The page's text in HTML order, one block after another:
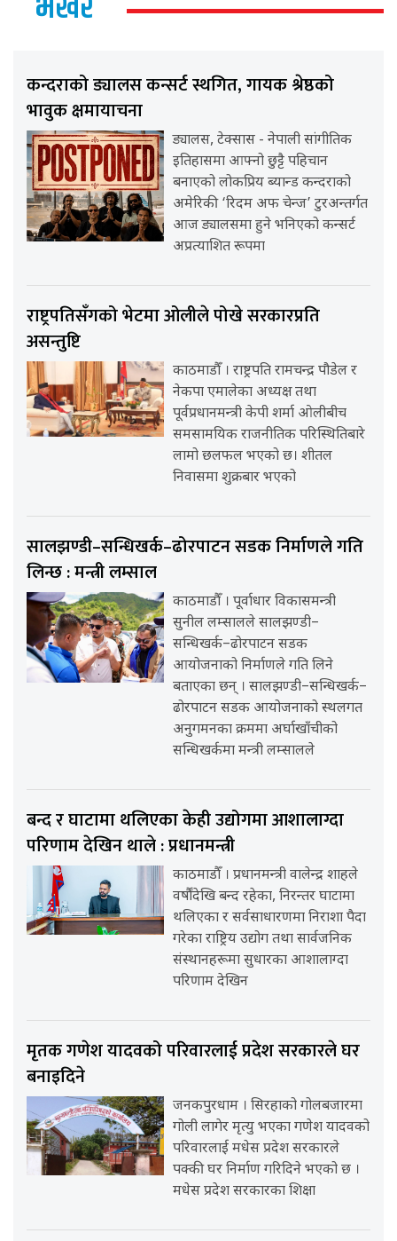
कन्दराको ड्यालस कन्सर्ट स्थगित, गायक श्रेष्ठको
भावुक क्षमायाचना
ड्यालस, टेक्सास - नेपाली सांगीतिक
इतिहासमा आफ्नो छुट्टै पहिचान
बनाएको लोकप्रिय ब्यान्ड कन्दराको
अमेरिकी ‘रिदम अफ चेन्ज’ टुरअन्तर्गत
आज ड्यालसमा हुने भनिएको कन्सर्ट
अप्रत्याशित रूपमा
राष्ट्रपतिसँगको भेटमा ओलीले पोखे सरकारप्रति
असन्तुष्टि
काठमाडौँ । राष्ट्रपति रामचन्द्र पौडेल र
नेकपा एमालेका अध्यक्ष तथा
पूर्वप्रधानमन्त्री केपी शर्मा ओलीबीच
समसामयिक राजनीतिक परिस्थितिबारे
लामो छलफल भएको छ। शीतल
निवासमा शुक्रबार भएको
सालझण्डी–सन्धिखर्क–ढोरपाटन सडक निर्माणले गति
लिन्छ : मन्त्री लम्साल
काठमाडौँ । पूर्वाधार विकासमन्त्री
सुनील लम्सालले सालझण्डी–
सन्धिखर्क–ढोरपाटन सडक
आयोजनाको निर्माणले गति लिने
बताएका छन् । सालझण्डी–सन्धिखर्क–
ढोरपाटन सडक आयोजनाको स्थलगत
अनुगमनका क्रममा अर्घाखाँचीको
सन्धिखर्कमा मन्त्री लम्सालले
बन्द र घाटामा थलिएका केही उद्योगमा आशालाग्दा
परिणाम देखिन थाले : प्रधानमन्त्री
काठमाडौँ । प्रधानमन्त्री वालेन्द्र शाहले
वर्षौंदेखि बन्द रहेका, निरन्तर घाटामा
थलिएका र सर्वसाधारणमा निराशा पैदा
गरेका राष्ट्रिय उद्योग तथा सार्वजनिक
संस्थानहरूमा सुधारका आशालाग्दा
परिणाम देखिन
मृतक गणेश यादवको परिवारलाई प्रदेश सरकारले घर
बनाइदिने
जनकपुरधाम । सिरहाको गोलबजारमा
गोली लागेर मृत्यु भएका गणेश यादवको
परिवारलाई मधेस प्रदेश सरकारले
पक्की घर निर्माण गरिदिने भएको छ ।
मधेस प्रदेश सरकारका शिक्षा